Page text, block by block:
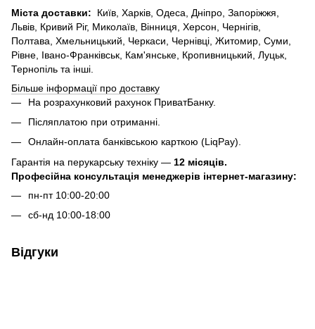
Міста доставки: Київ, Харків, Одеса, Дніпро, Запоріжжя,
Львів, Кривий Ріг, Миколаїв, Вінниця, Херсон, Чернігів,
Полтава, Хмельницький, Черкаси, Чернівці, Житомир, Суми,
Рівне, Івано-Франківськ, Кам'янське, Кропивницький, Луцьк,
Тернопіль та інші.
Більше інформації про доставку
На розрахунковий рахунок ПриватБанку.
Післяплатою при отриманні.
Онлайн-оплата банківською карткою (LiqPay).
Гарантія на перукарську техніку — 12 місяців.
Професійна консультація менеджерів інтернет-магазину:
пн-пт 10:00-20:00
сб-нд 10:00-18:00
Відгуки